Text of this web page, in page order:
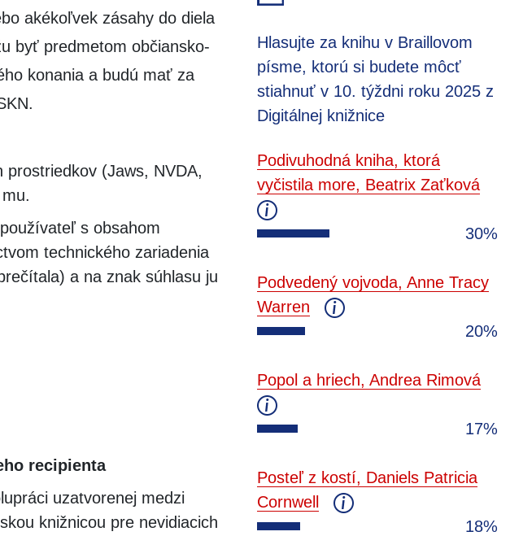
akékoľvek zásahy do diela
byť predmetom občiansko-
konania a budú mať za
(Jaws, NVDA,
s obsahom
technického zariadenia
a na znak súhlasu ju
recipienta
uzatvorenej medzi
knižnicou pre nevidiacich
Hlasujte za knihu v Braillovom
písme, ktorú si budete môcť
stiahnuť v 10. týždni roku 2025 z
Digitálnej knižnice
Podivuhodná kniha, ktorá
vyčistila more, Beatrix Zaťková
30%
Podvedený vojvoda, Anne Tracy
Warren
20%
Popol a hriech, Andrea Rimová
17%
Posteľ z kostí, Daniels Patricia
Cornwell
18%